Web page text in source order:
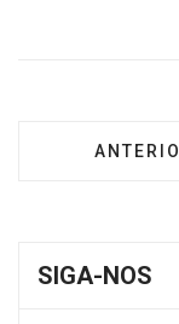
ARTIGO
SIGA-NOS